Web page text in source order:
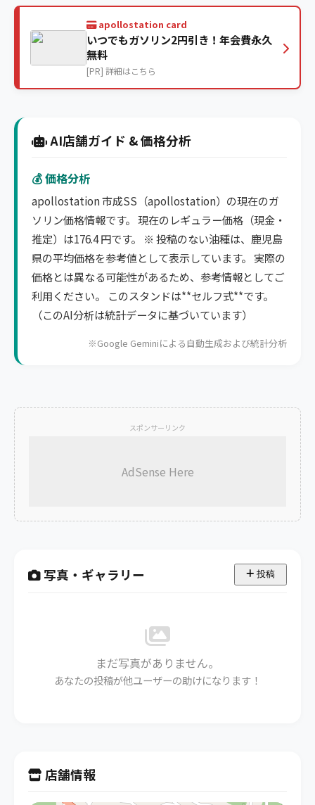
apollostation card
いつでもガソリン2円引き！年会費永久
無料
[PR] 詳細はこちら
AI店舗ガイド & 価格分析
💰 価格分析
apollostation 市成SS（apollostation）の現在のガ
ソリン価格情報です。 現在のレギュラー価格（現金・
推定）は176.4 円です。 ※ 投稿のない油種は、鹿児島
県の平均価格を参考値として表示しています。 実際の
価格とは異なる可能性があるため、参考情報としてご
利用ください。 このスタンドは**セルフ式**です。
（このAI分析は統計データに基づいています）
※Google Geminiによる自動生成および統計分析
スポンサーリンク
AdSense Here
写真・ギャラリー 投稿
まだ写真がありません。
あなたの投稿が他ユーザーの助けになります！
店舗情報